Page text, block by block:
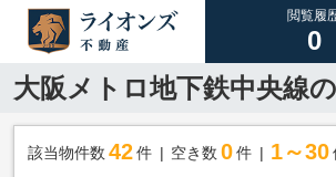
閲覧履
0
大阪メトロ地下鉄中央線
該当物件数 42件 空き数 0 件 1～30